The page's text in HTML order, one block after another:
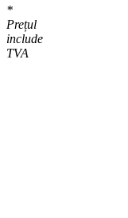
*
Prețul
include
TVA